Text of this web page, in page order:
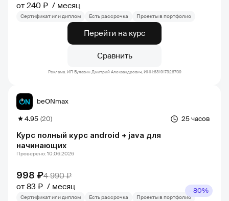
от 240 ₽ месяц
Сертификат или диплом Есть рассрочка Проекты в портфолио
Перейти на курс
Сравнить
Реклама. ИП Булавин Дмитрий Александрович, ИНН:631917326709
Курс полный курс android + java для
начинающих
25 часов
4.95 (20)
beONmax
998 ₽4 990 ₽
от 83 ₽
месяц
Проверено: 10.06.2026
Сертификат или диплом Есть рассрочка Проекты в портфолио
- 80%